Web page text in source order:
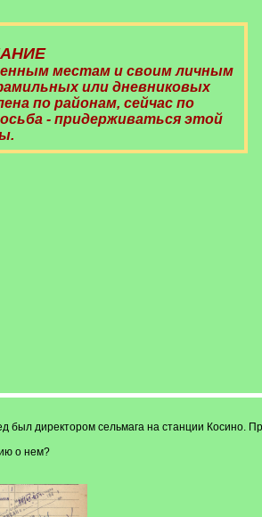
местам и своим личным
или дневниковых
по районам, сейчас по
- придерживаться этой
был директором сельмага на станции Косино.
о нем?